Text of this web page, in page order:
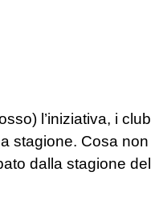
l’iniziativa, i club
stagione. Cosa non
dalla stagione del